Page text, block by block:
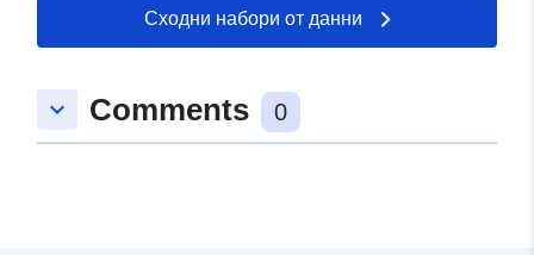
49.9179 ], [ 7.01129,
uriRef:
http://data.europa.eu/88u/dataset/
Сходни набори от данни
keyboard_arrow_down Comments 0